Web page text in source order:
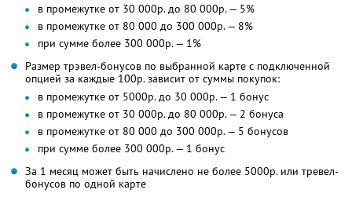
в промежутке от 30 000р. до 80 000р. — 5%
в промежутке от 80 000 до 300 000р. — 8%
при сумме более 300 000р. — 1%
Размер трэвел-бонусов по выбранной карте с подключенной
опцией за каждые 100р. зависит от суммы покупок:
в промежутке от 5000р. до 30 000р. — 1 бонус
в промежутке от 30 000р. до 80 000р. — 2 бонуса
в промежутке от 80 000 до 300 000р. — 5 бонусов
при сумме более 300 000р. — 1 бонус
За 1 месяц может быть начислено не более 5000р. или тревел-
бонусов по одной карте